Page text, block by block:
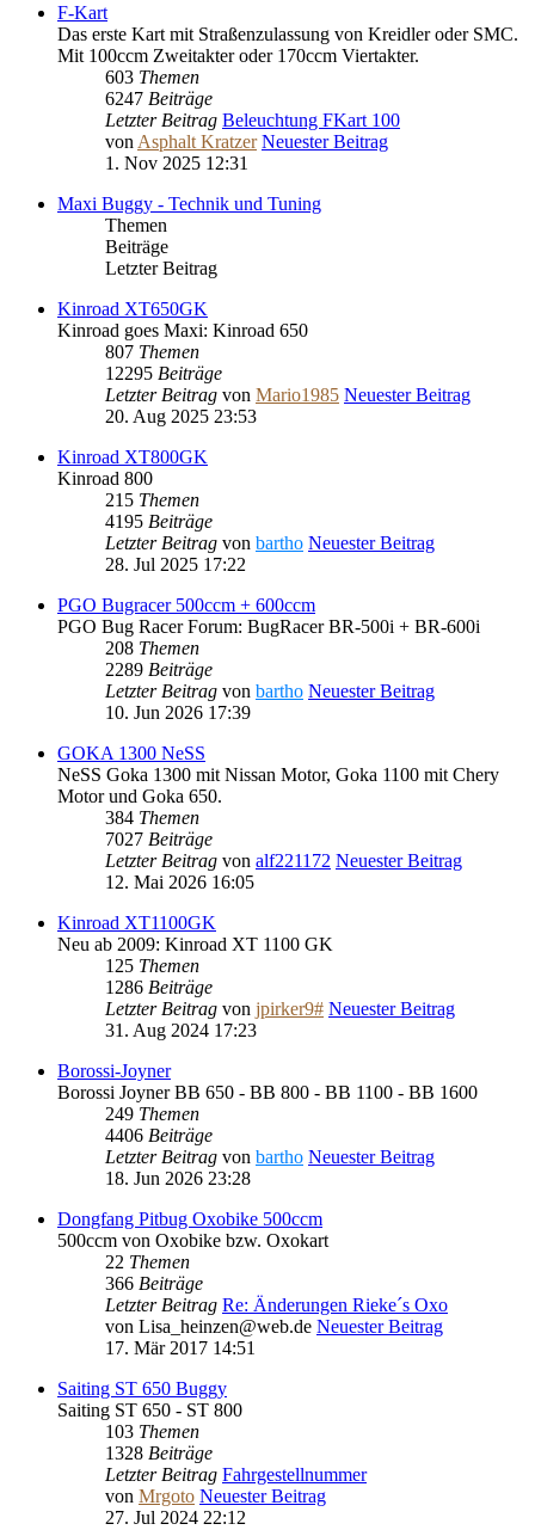
F-Kart
Das erste Kart mit Straßenzulassung von Kreidler oder SMC.
Mit 100ccm Zweitakter oder 170ccm Viertakter.
603 Themen
6247 Beiträge
Letzter Beitrag Beleuchtung FKart 100
von Asphalt Kratzer Neuester Beitrag
1. Nov 2025 12:31
Maxi Buggy - Technik und Tuning
Themen
Beiträge
Letzter Beitrag
Kinroad XT650GK
Kinroad goes Maxi: Kinroad 650
807 Themen
12295 Beiträge
Letzter Beitrag von Mario1985 Neuester Beitrag
20. Aug 2025 23:53
Kinroad XT800GK
Kinroad 800
215 Themen
4195 Beiträge
Letzter Beitrag von bartho Neuester Beitrag
28. Jul 2025 17:22
PGO Bugracer 500ccm + 600ccm
PGO Bug Racer Forum: BugRacer BR-500i + BR-600i
208 Themen
2289 Beiträge
Letzter Beitrag von bartho Neuester Beitrag
10. Jun 2026 17:39
GOKA 1300 NeSS
NeSS Goka 1300 mit Nissan Motor, Goka 1100 mit Chery
Motor und Goka 650.
384 Themen
7027 Beiträge
Letzter Beitrag von alf221172 Neuester Beitrag
12. Mai 2026 16:05
Kinroad XT1100GK
Neu ab 2009: Kinroad XT 1100 GK
125 Themen
1286 Beiträge
Letzter Beitrag von jpirker9# Neuester Beitrag
31. Aug 2024 17:23
Borossi-Joyner
Borossi Joyner BB 650 - BB 800 - BB 1100 - BB 1600
249 Themen
4406 Beiträge
Letzter Beitrag von bartho Neuester Beitrag
18. Jun 2026 23:28
Dongfang Pitbug Oxobike 500ccm
500ccm von Oxobike bzw. Oxokart
22 Themen
366 Beiträge
Letzter Beitrag Re: Änderungen Rieke´s Oxo
von Lisa_heinzen@web.de Neuester Beitrag
17. Mär 2017 14:51
Saiting ST 650 Buggy
Saiting ST 650 - ST 800
103 Themen
1328 Beiträge
Letzter Beitrag Fahrgestellnummer
von Mrgoto Neuester Beitrag
27. Jul 2024 22:12